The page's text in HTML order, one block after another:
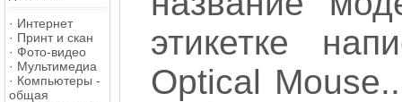
· Интернет
· Принт и скан
· Фото-видео
· Мультимедиа
· Компьютеры -
общая
этикетке
Optical